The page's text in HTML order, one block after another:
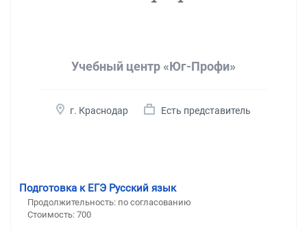
Учебный центр «Юг-Профи»
г. Краснодар Есть представитель
Подготовка к ЕГЭ Русский язык
Продолжительность: по согласованию
Стоимость: 700